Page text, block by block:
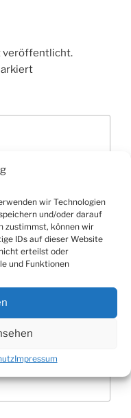
wir Technologien
und/oder darauf
zustimmst, können wir
IDs auf dieser Website
erteilst oder
und Funktionen
Impressum
veröffentlicht.